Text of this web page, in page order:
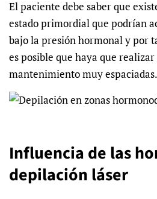
El paciente debe saber que
estado primordial que podrían
bajo la presión hormonal y por
es posible que haya que realizar
mantenimiento muy espaciadas.
Influencia de las
depilación láser